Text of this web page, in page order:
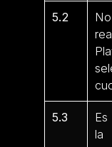
5.2
5.3
la